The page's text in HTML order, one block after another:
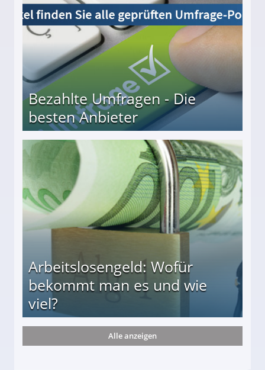
Bezahlte Umfragen - Die
besten Anbieter
Arbeitslosengeld: Wofür
bekommt man es und wie
viel?
und wie viel?
Alle anzeigen